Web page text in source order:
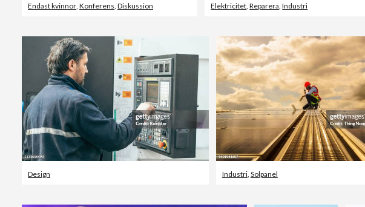
Endast kvinnor Konferens Diskussion Elektricitet ,Reparera ,Industri
Design Industri, Solpanel